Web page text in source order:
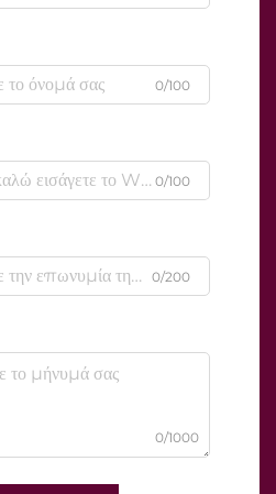
0/100
0/100
0/200
0/1000